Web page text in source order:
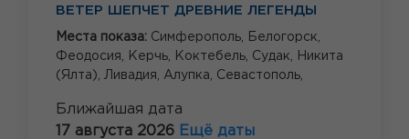
ВЕТЕР ШЕПЧЕТ ДРЕВНИЕ ЛЕГЕНДЫ
Места показа: Симферополь,
Белогорск,
Феодосия,
Керчь, Коктебель, Судак,
Никита
(Ялта), Ливадия, Алупка, Севастополь,
Ближайшая дата
17 августа 2026 Ещё даты